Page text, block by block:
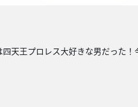
天王プロレス大好きな男だった